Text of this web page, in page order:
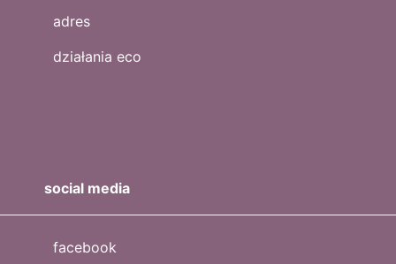
adres
działania eco
social media
facebook